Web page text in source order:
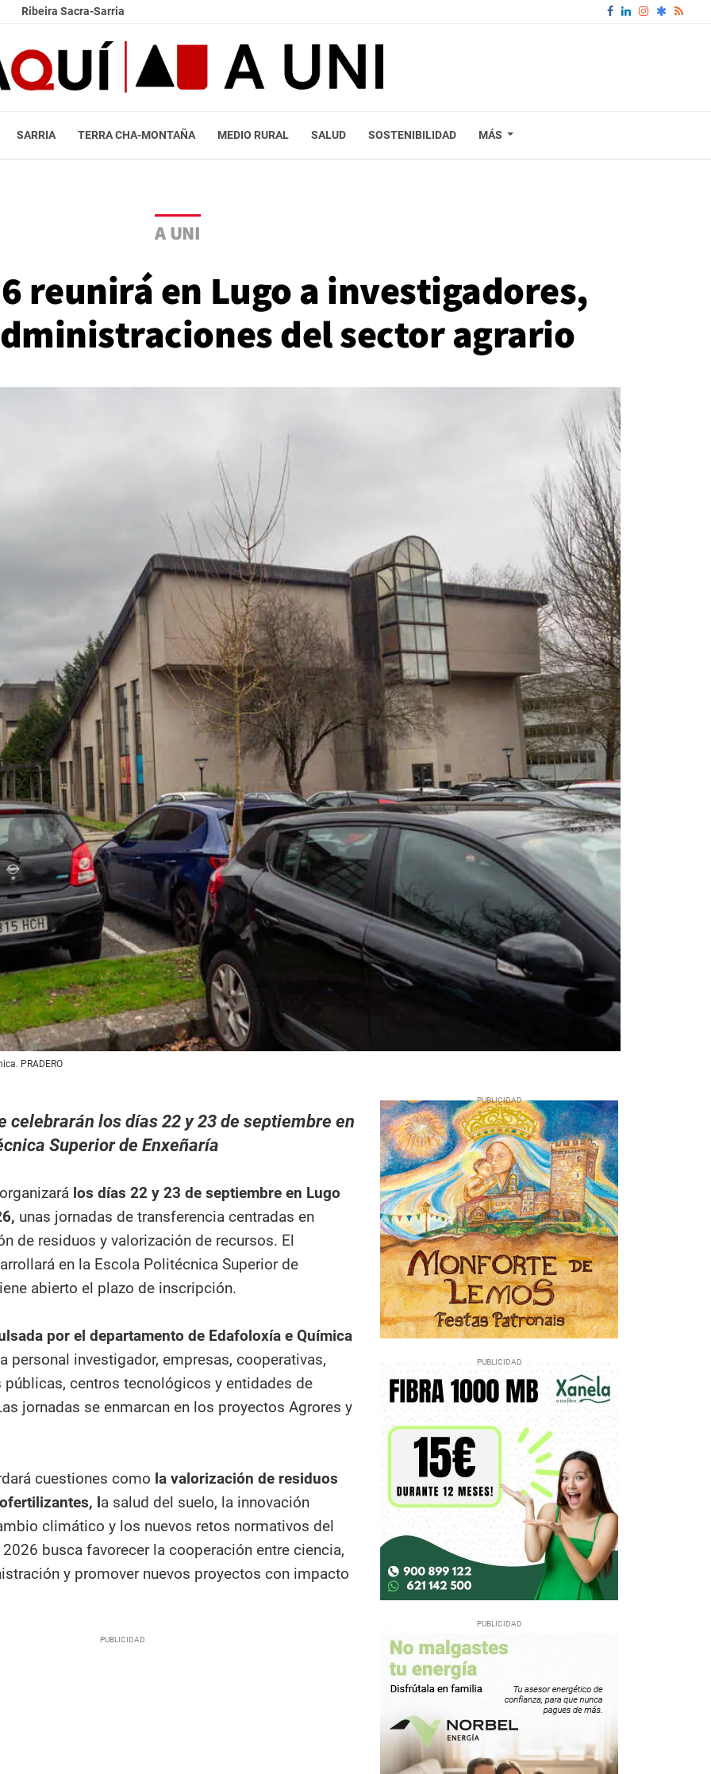
Ribeira Sacra-Sarria
SARRIA TERRA CHA-MONTAÑA MEDIO RURAL SALUD SOSTENIBILIDAD MÁS
A UNI
reunirá en Lugo a investigadores,
del sector agrario
PRADERO
celebrarán los días 22 y 23 de septiembre en
Superior de Enxeñaría
los días 22 y 23 de septiembre en Lugo
unas jornadas de transferencia centradas en
de residuos y valorización de recursos. El
en la Escola Politécnica Superior de
abierto el plazo de inscripción.
por el departamento de Edafoloxía e Química
personal investigador, empresas, cooperativas,
centros tecnológicos y entidades de
jornadas se enmarcan en los proyectos Agrores y
cuestiones como la valorización de residuos
la salud del suelo, la innovación
climático y los nuevos retos normativos del
busca favorecer la cooperación entre ciencia,
y promover nuevos proyectos con impacto